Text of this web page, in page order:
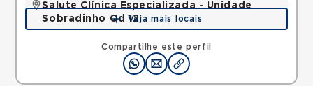
Compartilhe este perfil
Salute Clínica Especializada - Unidade
Sobradinho Qd 12
QUADRA, SOBRADINHO, Brasilia, DF, 73010120 •
Veja mais locais